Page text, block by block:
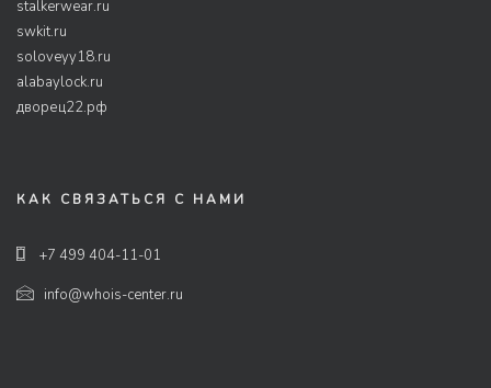
stalkerwear.ru
swkit.ru
soloveyy18.ru
alabaylock.ru
дворец22.рф
КАК СВЯЗАТЬСЯ С НАМИ
+7 499 404-11-01
info@whois-center.ru